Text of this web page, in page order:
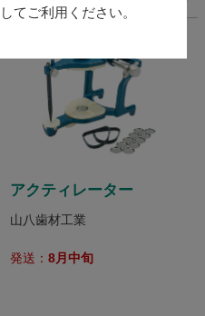
してご利用ください。
アクティレーター
山八歯材工業
発送： 8月中旬